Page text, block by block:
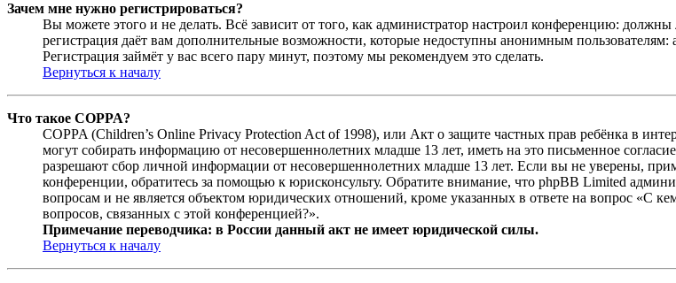
Зачем мне нужно регистрироваться?
Вы можете этого и не делать. Всё зависит от того, как администратор настроил конференцию:
регистрация даёт вам дополнительные возможности, которые недоступны анонимным
Регистрация займёт у вас всего пару минут, поэтому мы рекомендуем это сделать.
Вернуться к началу
Что такое COPPA?
COPPA (Children’s Online Privacy Protection Act of 1998), или Акт о защите частных прав ребёнка в
могут собирать информацию от несовершеннолетних младше 13 лет, иметь на это письменное
разрешают сбор личной информации от несовершеннолетних младше 13 лет. Если вы не уверены,
конференции, обратитесь за помощью к юрисконсульту. Обратите внимание, что phpBB Limited
вопросам и не является объектом юридических отношений, кроме указанных в ответе на вопрос «С
вопросов, связанных с этой конференцией?».
Примечание переводчика: в России данный акт не имеет юридической силы.
Вернуться к началу